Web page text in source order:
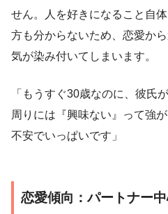
せん。人を好きになること自
方も分からないため、恋愛か
気が染み付いてしまいます。
「もうすぐ30歳なのに、彼氏
周りには『興味ない』って強
不安でいっぱいです」
恋愛傾向：パートナー